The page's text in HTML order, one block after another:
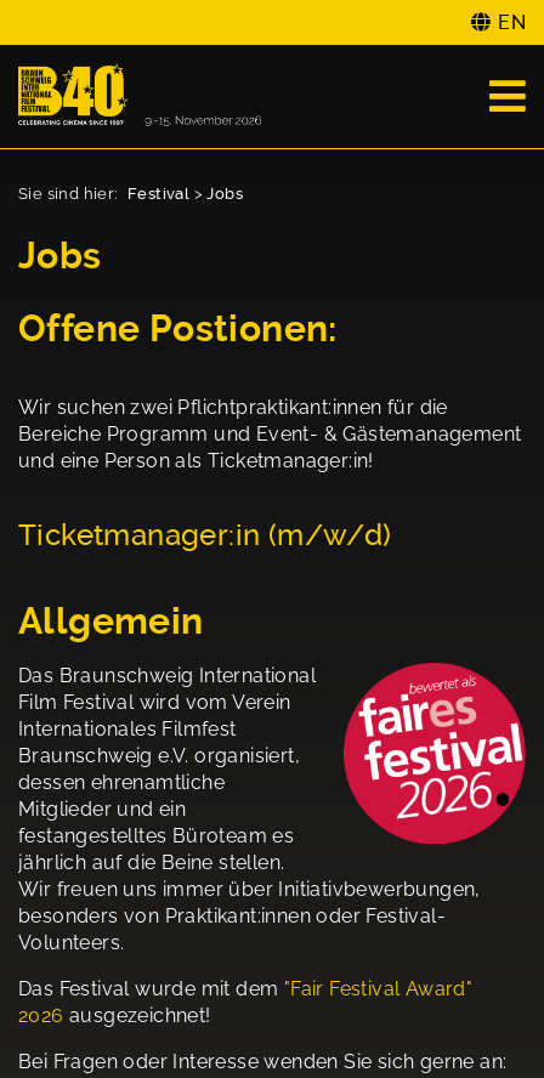
EN
Sie sind hier: Festival >Jobs
Jobs
Offene Postionen:
Wir suchen zwei Pflichtpraktikant:innen für die
Bereiche Programm und Event- & Gästemanagement
und eine Person als Ticketmanager:in!
Ticketmanager:in (m/w/d)
Allgemein
Das Braunschweig International
Film Festival wird vom Verein
Internationales Filmfest
Braunschweig e.V. organisiert,
dessen ehrenamtliche
Mitglieder und ein
festangestelltes Büroteam es
jährlich auf die Beine stellen.
Wir freuen uns immer über Initiativbewerbungen,
besonders von Praktikant:innen oder Festival-
Volunteers.
Das Festival wurde mit dem "Fair Festival Award"
2026 ausgezeichnet!
Bei Fragen oder Interesse wenden Sie sich gerne an: